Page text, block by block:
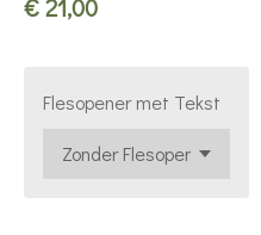
€ 21,00
Flesopener met Tekst